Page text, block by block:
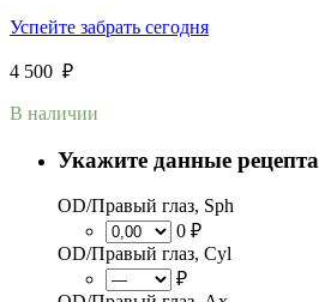
Успейте забрать сегодня
4 500 ₽
В наличии
Укажите данные рецепта
OD/Правый глаз, Sph
0 ₽
OD/Правый глаз, Cyl
₽